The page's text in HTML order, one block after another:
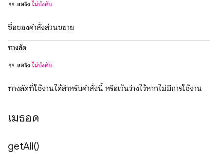
สตริง ไม่บังคับ
ชื่อของคำสั่งส่วนขยาย
ทางลัด
สตริง ไม่บังคับ
ทางลัดที่ใช้งานได้สำหรับคำสั่งนี้ หรือเว้นว่างไว้หากไม่มีการใช้งาน
เมธอด
getAll()